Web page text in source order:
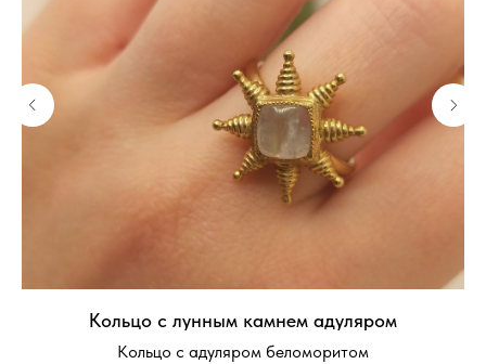
Кольцо с лунным камнем адуляром
Кольцо с адуляром беломоритом